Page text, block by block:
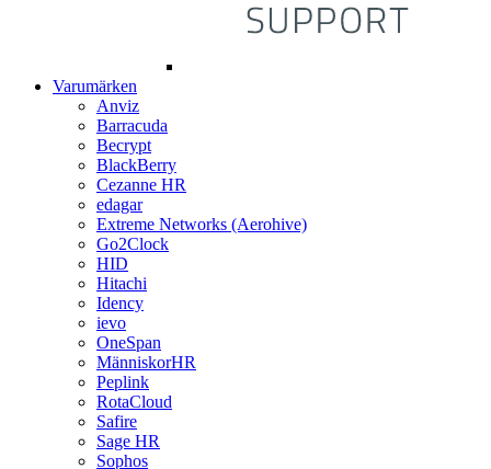
Varumärken
Anviz
Barracuda
Becrypt
BlackBerry
Cezanne HR
edagar
Extreme Networks (Aerohive)
Go2Clock
HID
Hitachi
Idency
ievo
OneSpan
MänniskorHR
Peplink
RotaCloud
Safire
Sage HR
Sophos